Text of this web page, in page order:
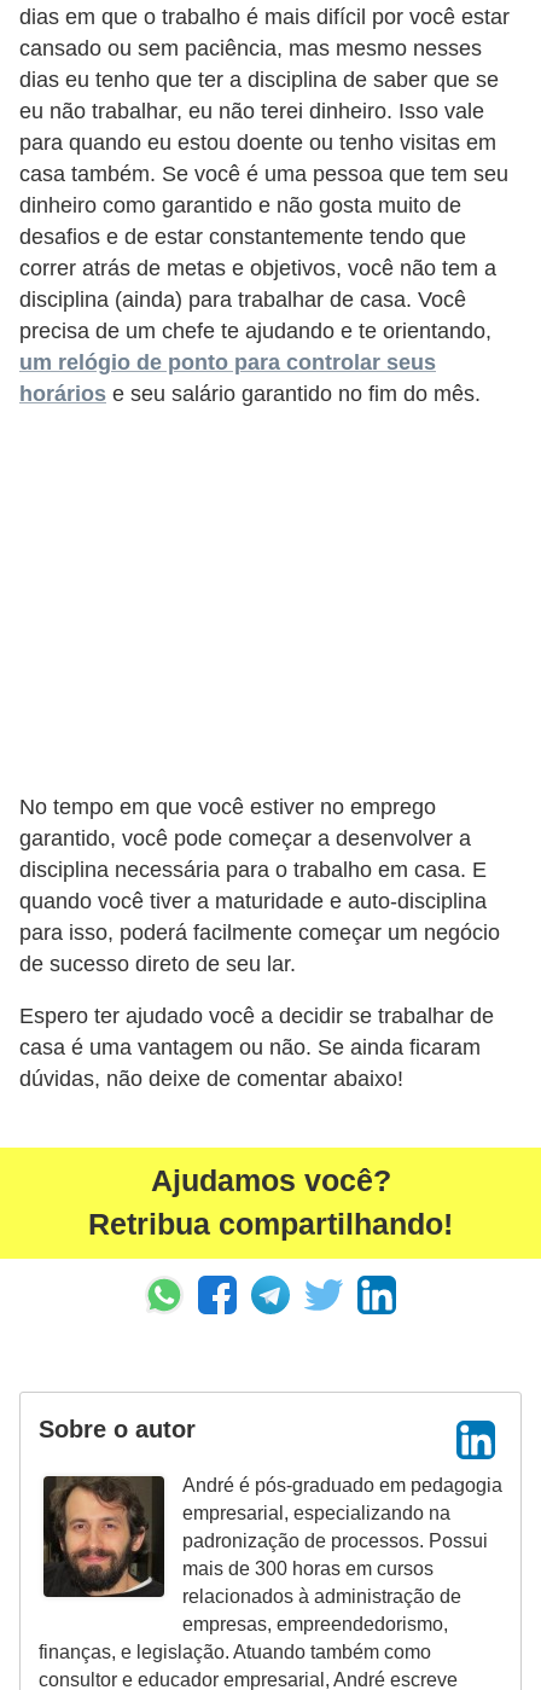
dias em que o trabalho é mais difícil por você estar
cansado ou sem paciência, mas mesmo nesses
dias eu tenho que ter a disciplina de saber que se
eu não trabalhar, eu não terei dinheiro. Isso vale
para quando eu estou doente ou tenho visitas em
casa também. Se você é uma pessoa que tem seu
dinheiro como garantido e não gosta muito de
desafios e de estar constantemente tendo que
correr atrás de metas e objetivos, você não tem a
disciplina (ainda) para trabalhar de casa. Você
precisa de um chefe te ajudando e te orientando,
um relógio de ponto para controlar seus
horários e seu salário garantido no fim do mês.
No tempo em que você estiver no emprego
garantido, você pode começar a desenvolver a
disciplina necessária para o trabalho em casa. E
quando você tiver a maturidade e auto-disciplina
para isso, poderá facilmente começar um negócio
de sucesso direto de seu lar.
Espero ter ajudado você a decidir se trabalhar de
casa é uma vantagem ou não. Se ainda ficaram
dúvidas, não deixe de comentar abaixo!
Ajudamos você?
Retribua compartilhando!
Sobre o autor
André é pós-graduado em pedagogia
empresarial, especializando na
padronização de processos. Possui
mais de 300 horas em cursos
relacionados à administração de
empresas, empreendedorismo,
finanças, e legislação. Atuando também como
consultor e educador empresarial, André escreve